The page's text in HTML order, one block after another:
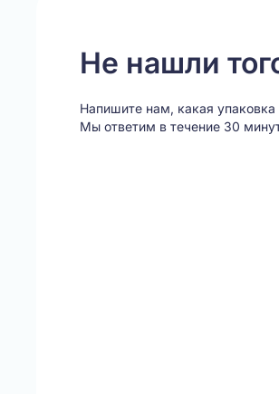
Не нашли
Напишите нам, какая
Мы ответим в течение 30